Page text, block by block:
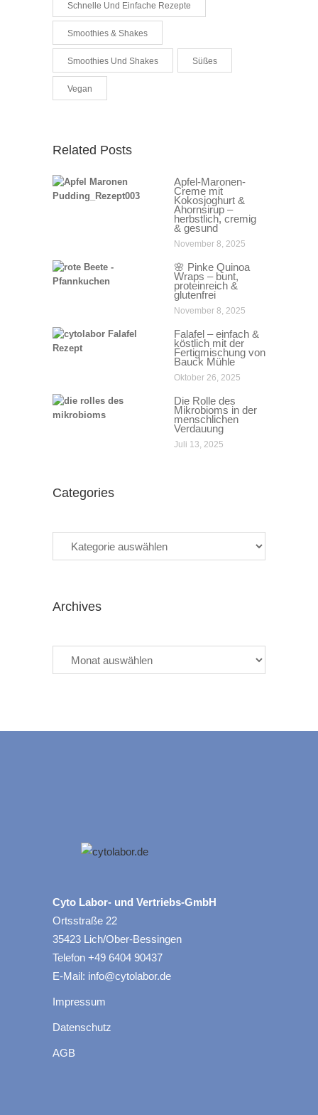
Schnelle Und Einfache Rezepte
Smoothies & Shakes
Smoothies Und Shakes Süßes
Vegan
Related Posts
Apfel-Maronen-
Creme mit
Kokosjoghurt &
Ahornsirup –
herbstlich, cremig
& gesund
November 8, 2025
🌸 Pinke Quinoa
Wraps – bunt,
proteinreich &
glutenfrei
November 8, 2025
Falafel – einfach &
köstlich mit der
Fertigmischung von
Bauck Mühle
Oktober 26, 2025
Die Rolle des
Mikrobioms in der
menschlichen
Verdauung
Juli 13, 2025
Categories
Archives
Cyto Labor- und Vertriebs-GmbH
Ortsstraße 22
35423 Lich/Ober-Bessingen
Telefon +49 6404 90437
E-Mail: info@cytolabor.de
Impressum
Datenschutz
AGB